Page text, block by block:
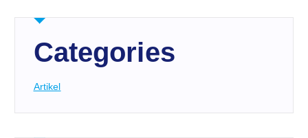
Categories
Artikel